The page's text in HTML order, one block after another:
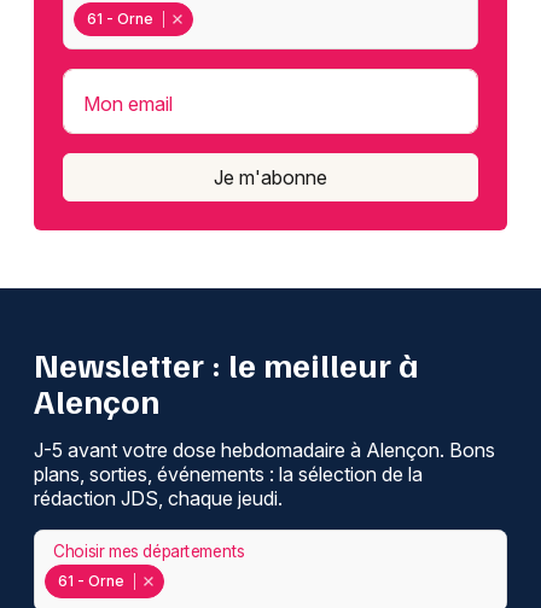
61 - Orne
Mon email
Je m'abonne
Newsletter : le meilleur à
Alençon
J-5 avant votre dose hebdomadaire à Alençon. Bons
plans, sorties, événements : la sélection de la
rédaction JDS, chaque jeudi.
61 - Orne
Choisir mes départements